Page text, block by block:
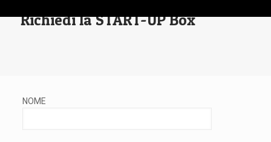
Richiedi la START-UP Box
NOME